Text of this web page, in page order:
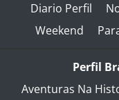
Diario Perfil
Weekend
Perfil
Aventuras Na